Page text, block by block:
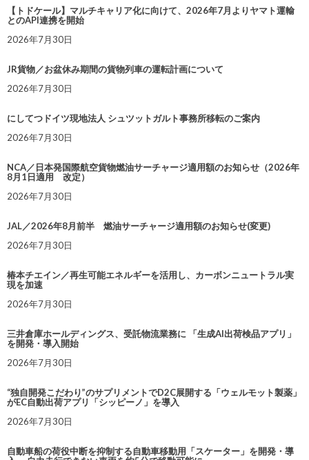
【トドケール】マルチキャリア化に向けて、2026年7月よりヤマト運輸
とのAPI連携を開始
2026年7月30日
JR貨物／お盆休み期間の貨物列車の運転計画について
2026年7月30日
にしてつドイツ現地法人 シュツットガルト事務所移転のご案内
2026年7月30日
NCA／日本発国際航空貨物燃油サーチャージ適用額のお知らせ（2026年
8月1日適用 改定）
2026年7月30日
JAL／2026年8月前半 燃油サーチャージ適用額のお知らせ(変更)
2026年7月30日
椿本チエイン／再生可能エネルギーを活用し、カーボンニュートラル実
現を加速
2026年7月30日
三井倉庫ホールディングス、受託物流業務に 「生成AI出荷検品アプリ」
を開発・導入開始
2026年7月30日
“独自開発こだわり”のサプリメントでD2C展開する「ウェルモット製薬」
がEC自動出荷アプリ「シッピーノ」を導入
2026年7月30日
自動車船の荷役中断を抑制する自動車移動用「スケーター」を開発・導